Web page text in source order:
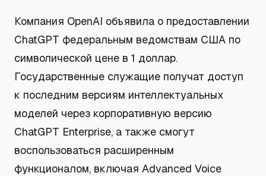
Компания OpenAI объявила о предоставлении
ChatGPT федеральным ведомствам США по
символической цене в 1 доллар.
Государственные служащие получат доступ
к последним версиям интеллектуальных
моделей через корпоративную версию
ChatGPT Enterprise, а также смогут
воспользоваться расширенным
функционалом, включая Advanced Voice